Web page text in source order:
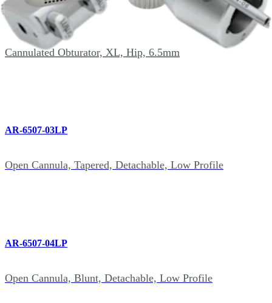
AR-3421H-6.5
Cannulated Obturator, XL, Hip, 6.5mm
AR-6507-03LP
Open Cannula, Tapered, Detachable, Low Profile
AR-6507-04LP
Open Cannula, Blunt, Detachable, Low Profile